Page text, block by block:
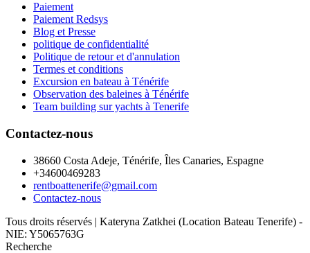
Paiement
Paiement Redsys
Blog et Presse
politique de confidentialité
Politique de retour et d'annulation
Termes et conditions
Excursion en bateau à Ténérife
Observation des baleines à Ténérife
Team building sur yachts à Tenerife
Contactez-nous
38660 Costa Adeje, Ténérife, Îles Canaries, Espagne
+34600469283
rentboattenerife@gmail.com
Contactez-nous
Tous droits réservés | Kateryna Zatkhei (Location Bateau Tenerife) -
NIE: Y5065763G
Recherche